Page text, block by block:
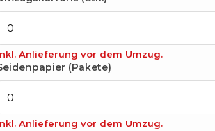
Anlieferung vor dem Umzug.
(Pakete)
Anlieferung vor dem Umzug.